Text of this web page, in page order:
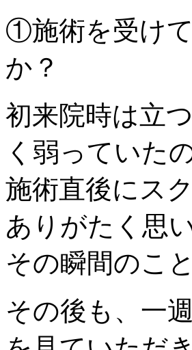
①施術を受け
か？
初来院時は立
く弱っていた
施術直後にス
ありがたく思
その瞬間のこ
その後も、一